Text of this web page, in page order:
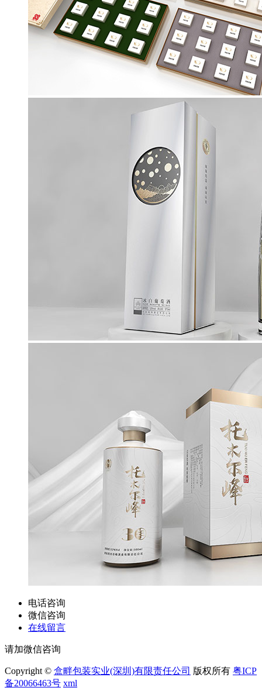
电话咨询
微信咨询
在线留言
请加微信咨询
Copyright © 盒畔包装实业(深圳)有限责任公司 版权所有 粤ICP
备20066463号 xml